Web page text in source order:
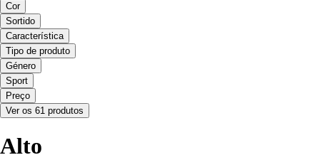
Cor
Sortido
Característica
Tipo de produto
Género
Sport
Preço
Ver os 61 produtos
Alto